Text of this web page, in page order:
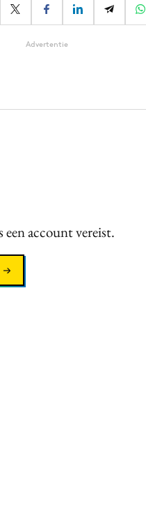
Advertentie
een account vereist.